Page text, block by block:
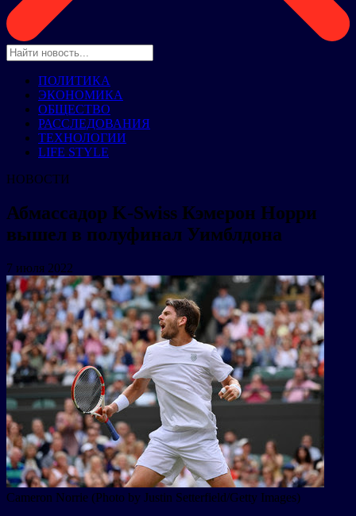
ПОЛИТИКА
ЭКОНОМИКА
ОБЩЕСТВО
РАССЛЕДОВАНИЯ
ТЕХНОЛОГИИ
LIFE STYLE
НОВОСТИ
Абмассадор K-Swiss Кэмерон Норри
вышел в полуфинал Уимблдона
7 июля 2022
Cameron Norrie (Photo by Justin Setterfield/Getty Images)